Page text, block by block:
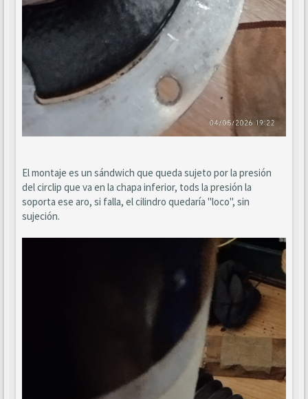
El montaje es un sándwich que queda sujeto por la presión
del circlip que va en la chapa inferior, tods la presión la
soporta ese aro, si falla, el cilindro quedaría "loco", sin
sujeción.